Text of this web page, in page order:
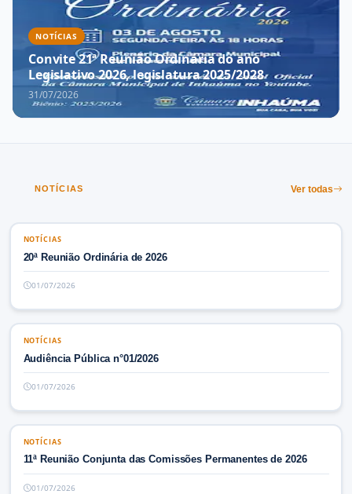
NOTÍCIAS
Convite 21ª Reunião Ordinária do ano
Legislativo 2026, legislatura 2025/2028
31/07/2026
NOTÍCIAS Ver todas
NOTÍCIAS
NOTÍCIAS
20ª Reunião Ordinária de 2026
01/07/2026
NOTÍCIAS
NOTÍCIAS
Audiência Pública n°01/2026
01/07/2026
NOTÍCIAS
NOTÍCIAS
11ª Reunião Conjunta das Comissões Permanentes de 2026
01/07/2026